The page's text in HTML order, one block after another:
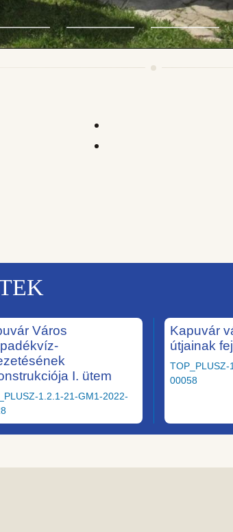
Város
I. ütem
1.2.1-21-GM1-2022-
Kapuvár
útjainak
00058